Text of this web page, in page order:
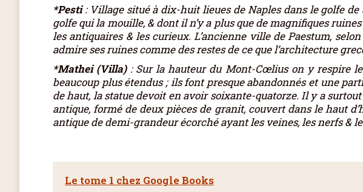
*Pesti: Village situé à dix-huit lieues de Naples dans le golfe de
golfe qui la mouille, & dont il n’y a plus que de magnifiques
les antiquaires & les curieux. L’ancienne ville de Paestum,
admire ses ruines comme des restes de ce que l’architecture
*Mathei (Villa): Sur la hauteur du Mont-Cœlius on y respire
beaucoup plus étendus ; ils font presque abandonnés et une
de haut, la statue devoit en avoir soixante-quatorze. Il y a
antique, formé de deux pièces de granit, couvert dans le haut
antique de demi-grandeur écorché ayant les veines, les nerfs &
Le tome 1 chez Google Books